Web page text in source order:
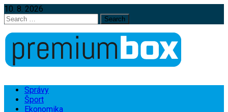
10. 8. 2026
Search
for:
Správy
Šport
Ekonomika